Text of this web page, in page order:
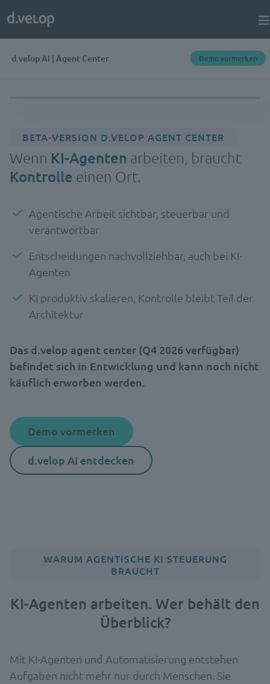
d.velop AI | Agent Center Demo vormerken
BETA-VERSION D.VELOP AGENT CENTER
Wenn KI-Agenten arbeiten, braucht
Kontrolle einen Ort.
Agentische Arbeit sichtbar, steuerbar und
verantwortbar
Entscheidungen nachvollziehbar, auch bei KI-
Agenten
KI produktiv skalieren, Kontrolle bleibt Teil der
Architektur
Das d.velop agent center (Q4 2026 verfügbar)
befindet sich in Entwicklung und kann noch nicht
käuflich erworben werden.
Demo vormerken
d.velop AI entdecken
WARUM AGENTISCHE KI STEUERUNG
BRAUCHT
KI-Agenten arbeiten. Wer behält den
Überblick?
Mit KI-Agenten und Automatisierung entstehen
Aufgaben nicht mehr nur durch Menschen. Sie